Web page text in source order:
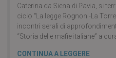
Caterina da Siena di Pavia, si
ciclo “La legge Rognoni-La
incontri serali di
“Storia delle mafie italiane” a
CONTINUA A LEGGERE